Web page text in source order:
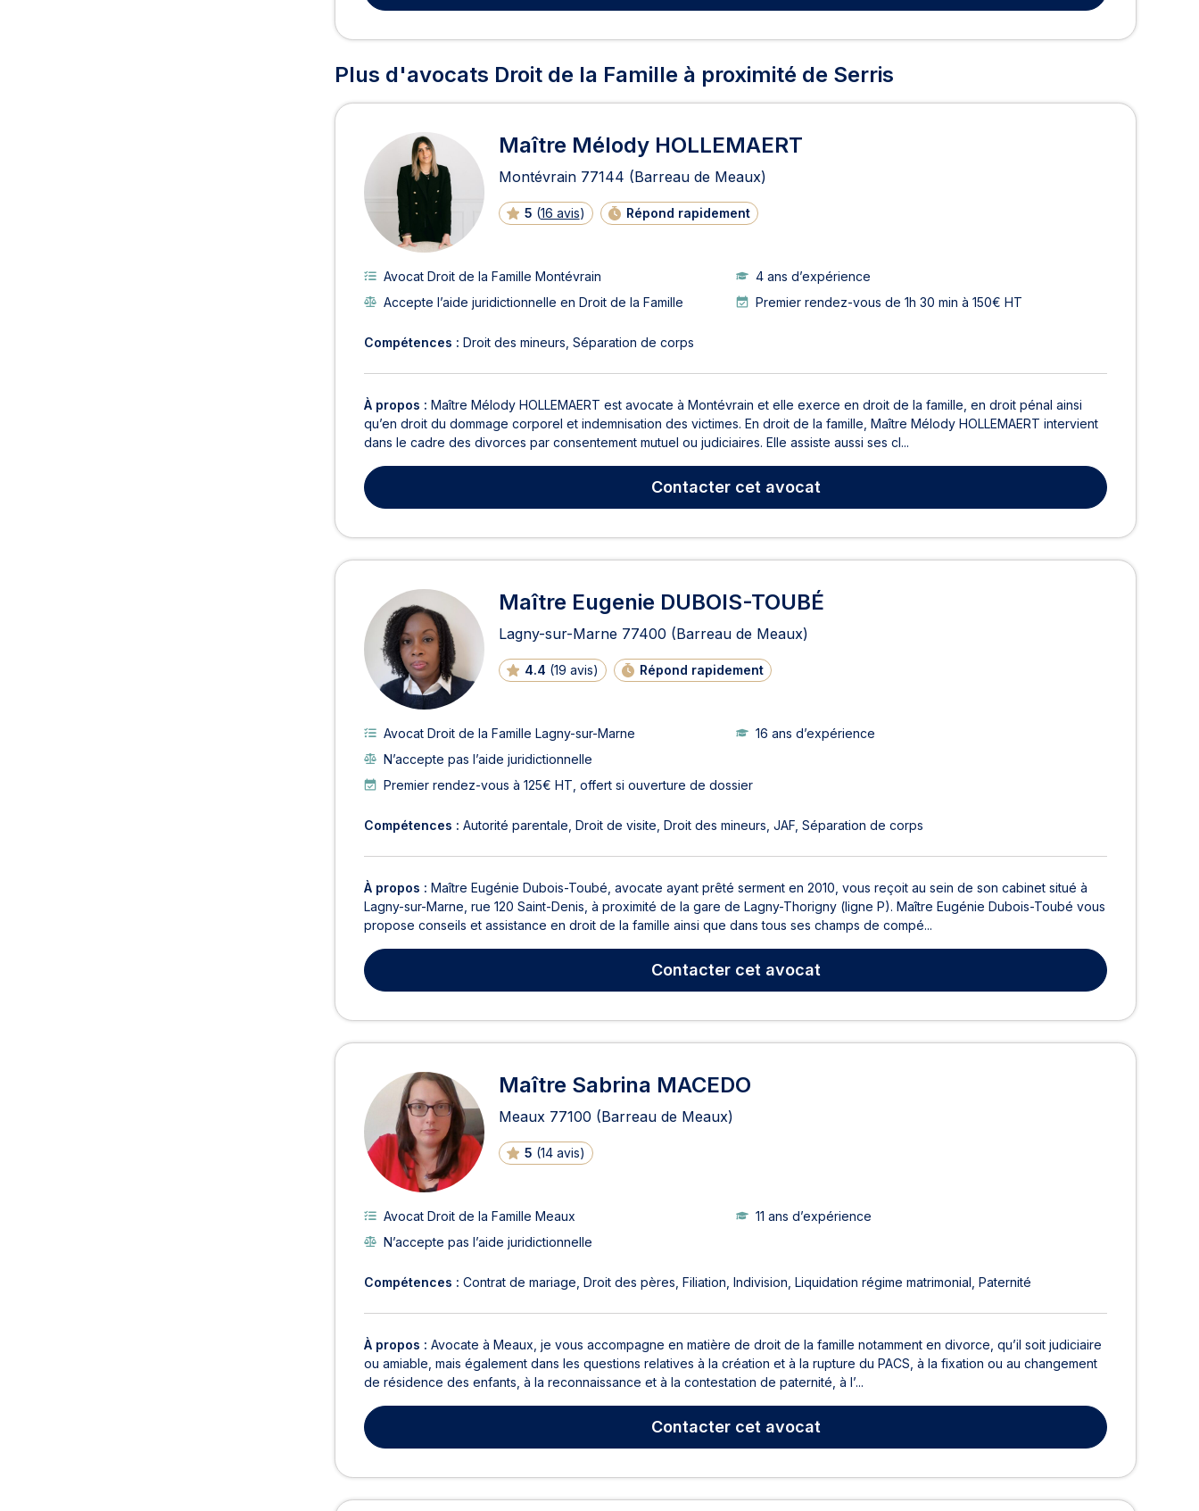
Plus d'avocats Droit de la Famille à proximité de Serris
Maître Mélody HOLLEMAERT
Montévrain 77144 (Barreau de Meaux)
5 (16 avis) Répond rapidement
Avocat Droit de la Famille Montévrain
4 ans d’expérience
Accepte l’aide juridictionnelle en Droit de la Famille
Premier rendez-vous de 1h 30 min à 150€ HT
Compétences : Droit des mineurs Séparation de corps
À propos : Maître Mélody HOLLEMAERT est avocate à Montévrain et elle exerce en droit de la famille, en droit pénal ainsi
qu’en droit du dommage corporel et indemnisation des victimes. En droit de la famille, Maître Mélody HOLLEMAERT intervient
dans le cadre des divorces par consentement mutuel ou judiciaires. Elle assiste aussi ses cl...
Contactercet avocat
Maître Eugenie DUBOIS-TOUBÉ
Lagny-sur-Marne 77400 (Barreau de Meaux)
4.4 (19 avis) Répond rapidement
Avocat Droit de la Famille Lagny-sur-Marne
16 ans d’expérience
N’accepte pas l’aide juridictionnelle
Premier rendez-vous à 125€ HT, offert si ouverture de dossier
Compétences : Autorité parentale Droit de visite Droit des mineurs JAF Séparation de corps
À propos : Maître Eugénie Dubois-Toubé, avocate ayant prêté serment en 2010, vous reçoit au sein de son cabinet situé à
Lagny-sur-Marne, rue 120 Saint-Denis, à proximité de la gare de Lagny-Thorigny (ligne P). Maître Eugénie Dubois-Toubé vous
propose conseils et assistance en droit de la famille ainsi que dans tous ses champs de compé...
Contactercet avocat
Maître Sabrina MACEDO
Meaux 77100 (Barreau de Meaux)
5 (14 avis)
Avocat Droit de la Famille Meaux
11 ans d’expérience
N’accepte pas l’aide juridictionnelle
Compétences : Contrat de mariage Droit des pères Filiation Indivision Liquidation régime matrimonial Paternité
À propos : Avocate à Meaux, je vous accompagne en matière de droit de la famille notamment en divorce, qu’il soit judiciaire
ou amiable, mais également dans les questions relatives à la création et à la rupture du PACS, à la fixation ou au changement
de résidence des enfants, à la reconnaissance et à la contestation de paternité, à l’...
Contactercet avocat